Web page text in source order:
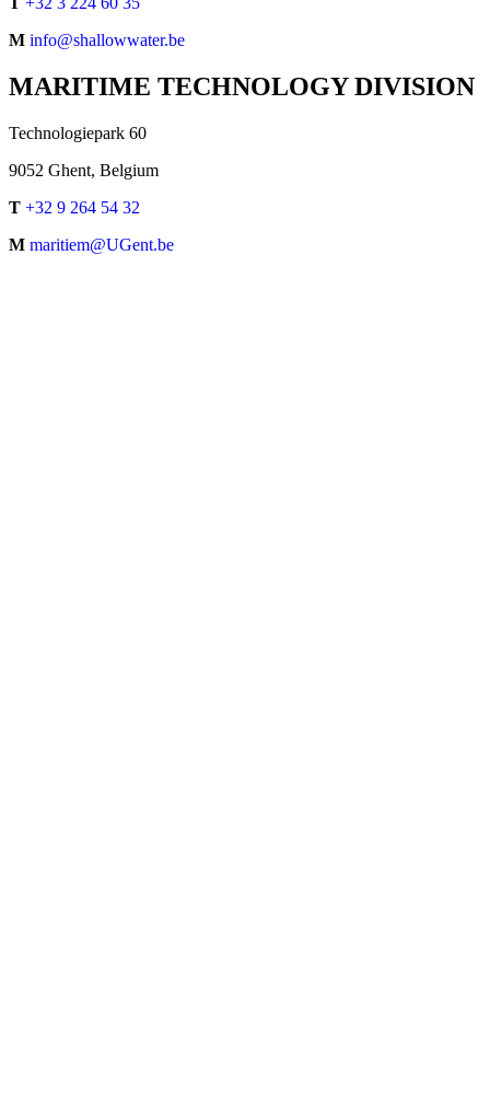
M info@shallowwater.be
MARITIME TECHNOLOGY DIVISION
Technologiepark 60
9052 Ghent, Belgium
T +32 9 264 54 32
M maritiem@UGent.be